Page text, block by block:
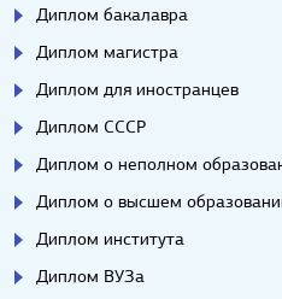
Диплом бакалавра
Диплом магистра
Диплом для иностранцев
Диплом СССР
Диплом о неполном
Диплом о высшем
Диплом института
Диплом ВУЗа